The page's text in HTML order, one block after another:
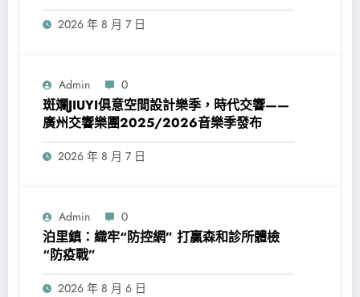
2026 年 8 月 7 日
Admin 0
斑斕JIUYI俱意空間設計樂季，時代交響——
廣州交響樂團2025/2026音樂季發布
2026 年 8 月 7 日
Admin 0
泊里鎮：織牢“防控網” 打贏森和診所體檢
“防疫戰”
2026 年 8 月 6 日